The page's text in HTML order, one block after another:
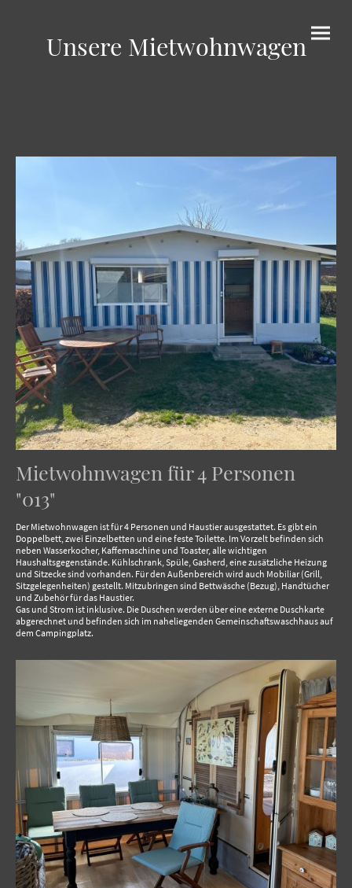
Unsere Mietwohnwagen
Mietwohnwagen für 4 Personen
"013"
Der Mietwohnwagen ist für 4 Personen und Haustier ausgestattet. Es gibt ein
Doppelbett, zwei Einzelbetten und eine feste Toilette. Im Vorzelt befinden sich
neben Wasserkocher, Kaffemaschine und Toaster, alle wichtigen
Haushaltsgegenstände. Kühlschrank, Spüle, Gasherd, eine zusätzliche Heizung
und Sitzecke sind vorhanden. Für den Außenbereich wird auch Mobiliar (Grill,
Sitzgelegenheiten) gestellt. Mitzubringen sind Bettwäsche (Bezug), Handtücher
und Zubehör für das Haustier.
Gas und Strom ist inklusive. Die Duschen werden über eine externe Duschkarte
abgerechnet und befinden sich im naheliegenden Gemeinschaftswaschhaus auf
dem Campingplatz.